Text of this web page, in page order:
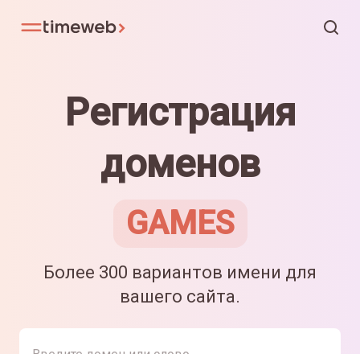
Регистрация
доменов
GAMES
Более 300 вариантов имени для
вашего сайта.